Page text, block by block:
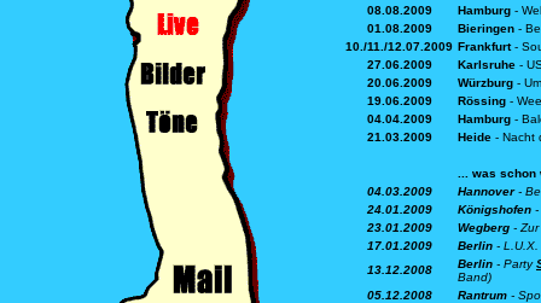
08.08.2009 Hamburg -
01.08.2009 Bieringen -
10./11./12.07 .2009 Frankfurt-
27.06.2009 Karlsruhe -
20.06.2009 Würzburg -
19.06.2009 Rössing -
04.04.2009 Hamburg -
21 .03.2009 Heide - Nacht
... was schon
04.03.2009
Hannover-
24.01.2009
Königshofen -
23.01.2009
Wegberg -
17.01.2009 Berlin -
13.12.2008
Berlin - Party
Band)
05.12.2008
Rantrum -